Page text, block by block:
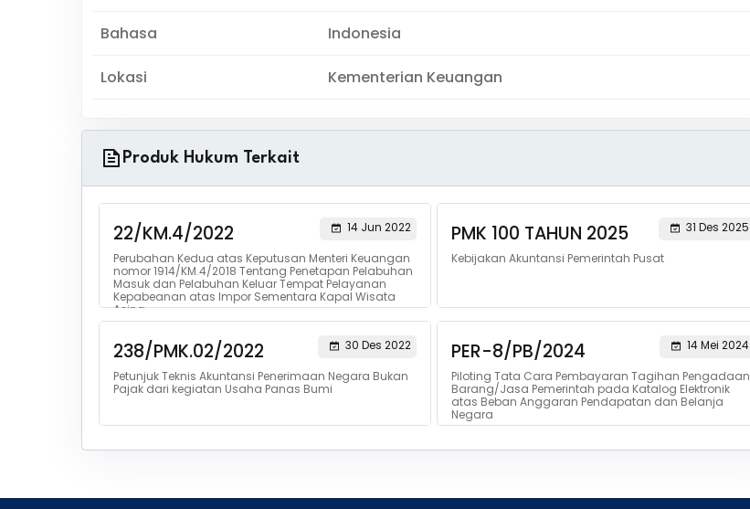
Bahasa Indonesia
Lokasi Kementerian Keuangan
Produk Hukum Terkait
22/KM.4/2022
14 Jun 2022
Perubahan Kedua atas Keputusan Menteri Keuangan
nomor 1914/KM.4/2018 Tentang Penetapan Pelabuhan
Masuk dan Pelabuhan Keluar Tempat Pelayanan
Kepabeanan atas Impor Sementara Kapal Wisata
Asing
PMK 100 TAHUN 2025
31 Des 2025
Kebijakan Akuntansi Pemerintah Pusat
238/PMK.02/2022
30 Des 2022
Petunjuk Teknis Akuntansi Penerimaan Negara Bukan
Pajak dari kegiatan Usaha Panas Bumi
PER-8/PB/2024
14 Mei 2024
Piloting Tata Cara Pembayaran Tagihan Pengadaan
Barang/Jasa Pemerintah pada Katalog Elektronik
atas Beban Anggaran Pendapatan dan Belanja
Negara